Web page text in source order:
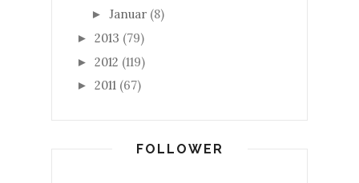
► Januar (8)
► 2013 (79)
► 2012 (119)
► 2011 (67)
FOLLOWER